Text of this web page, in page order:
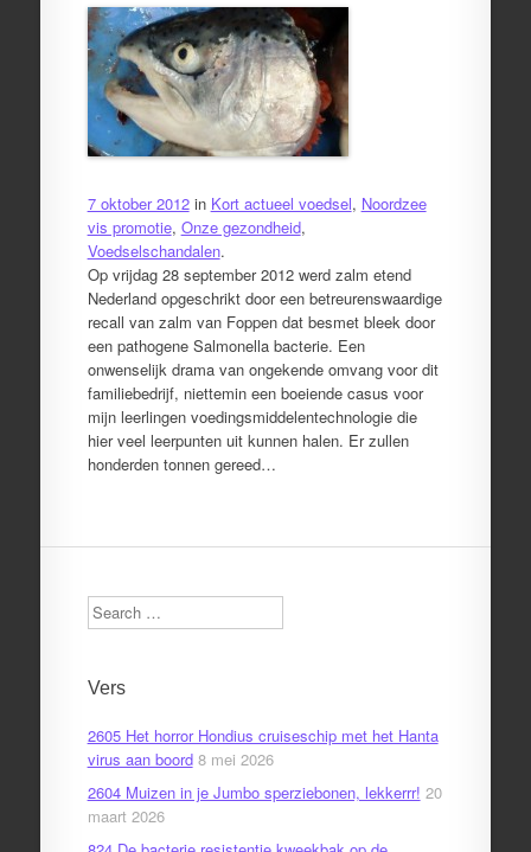
7 oktober 2012in Kort actueel voedsel, Noordzee
vis promotie, Onze gezondheid,
Voedselschandalen.
Op vrijdag 28 september 2012 werd zalm etend
Nederland opgeschrikt door een betreurenswaardige
recall van zalm van Foppen dat besmet bleek door
een pathogene Salmonella bacterie. Een
onwenselijk drama van ongekende omvang voor dit
familiebedrijf, niettemin een boeiende casus voor
mijn leerlingen voedingsmiddelentechnologie die
hier veel leerpunten uit kunnen halen. Er zullen
honderden tonnen gereed…
Search
Vers
2605 Het horror Hondius cruiseschip met het Hanta
virus aan boord 8 mei 2026
2604 Muizen in je Jumbo sperziebonen, lekkerrr! 20
maart 2026